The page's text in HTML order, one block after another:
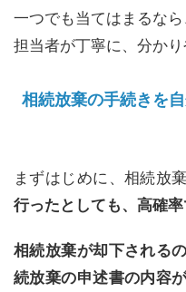
一つでも当てはまるな
担当者が丁寧に、分かり
相続放棄の手続きを
まずはじめに、相続放棄
行ったとしても、高確率
相続放棄が却下される
続放棄の申述書の内容